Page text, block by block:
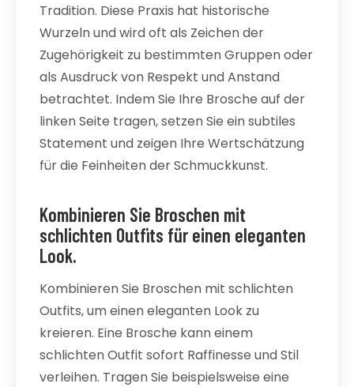
Tradition. Diese Praxis hat historische
Wurzeln und wird oft als Zeichen der
Zugehörigkeit zu bestimmten Gruppen oder
als Ausdruck von Respekt und Anstand
betrachtet. Indem Sie Ihre Brosche auf der
linken Seite tragen, setzen Sie ein subtiles
Statement und zeigen Ihre Wertschätzung
für die Feinheiten der Schmuckkunst.
Kombinieren Sie Broschen mit
schlichten Outfits für einen eleganten
Look.
Kombinieren Sie Broschen mit schlichten
Outfits, um einen eleganten Look zu
kreieren. Eine Brosche kann einem
schlichten Outfit sofort Raffinesse und Stil
verleihen. Tragen Sie beispielsweise eine